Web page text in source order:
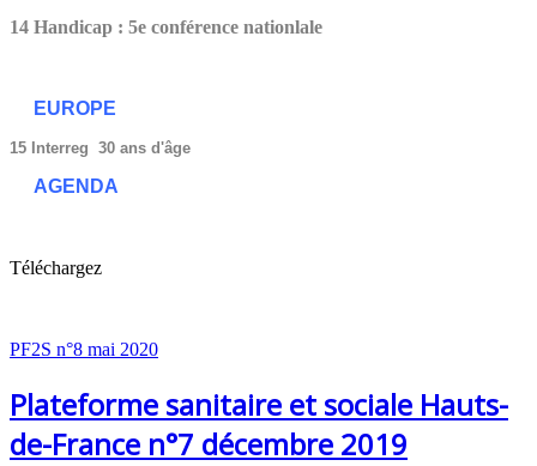
14 Handicap : 5e conférence nationlale
EUROPE
15 Interreg 30 ans d'âge
AGENDA
Téléchargez
PF2S n°8 mai 2020
Plateforme sanitaire et sociale Hauts-
de-France n°7 décembre 2019